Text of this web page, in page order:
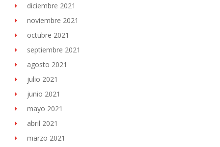
diciembre 2021
noviembre 2021
octubre 2021
septiembre 2021
agosto 2021
julio 2021
junio 2021
mayo 2021
abril 2021
marzo 2021